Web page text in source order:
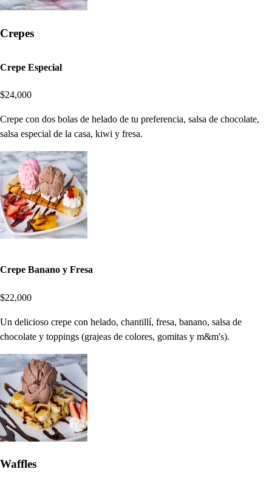
Crepes
Crepe Especial
$24,000
Crepe con dos bolas de helado de tu preferencia, salsa de chocolate,
salsa especial de la casa, kiwi y fresa.
Crepe Banano y Fresa
$22,000
Un delicioso crepe con helado, chantillí, fresa, banano, salsa de
chocolate y toppings (grajeas de colores, gomitas y m&m's).
Waffles